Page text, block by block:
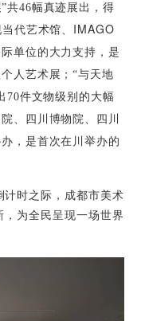
共46幅真迹 展出，得
代艺术馆、 IMAGO
单位的大力支持，是
人艺术展；“与天地
70件文物级别的大幅
、四川博物院、四川
，是首次在川举办的
计时之际，成都市美术
为全民呈现一场世界